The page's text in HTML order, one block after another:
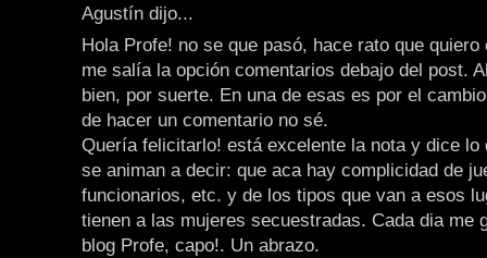
Agustín dijo...
Hola Profe! no se que pasó, hace rato que quiero
me salía la opción comentarios debajo del post.
bien, por suerte. En una de esas es por el
de hacer un comentario no sé.
Quería felicitarlo! está excelente la nota y dice lo
se animan a decir: que aca hay complicidad de
funcionarios, etc. y de los tipos que van a esos
tienen a las mujeres secuestradas. Cada dia me
blog Profe, capo!. Un abrazo.